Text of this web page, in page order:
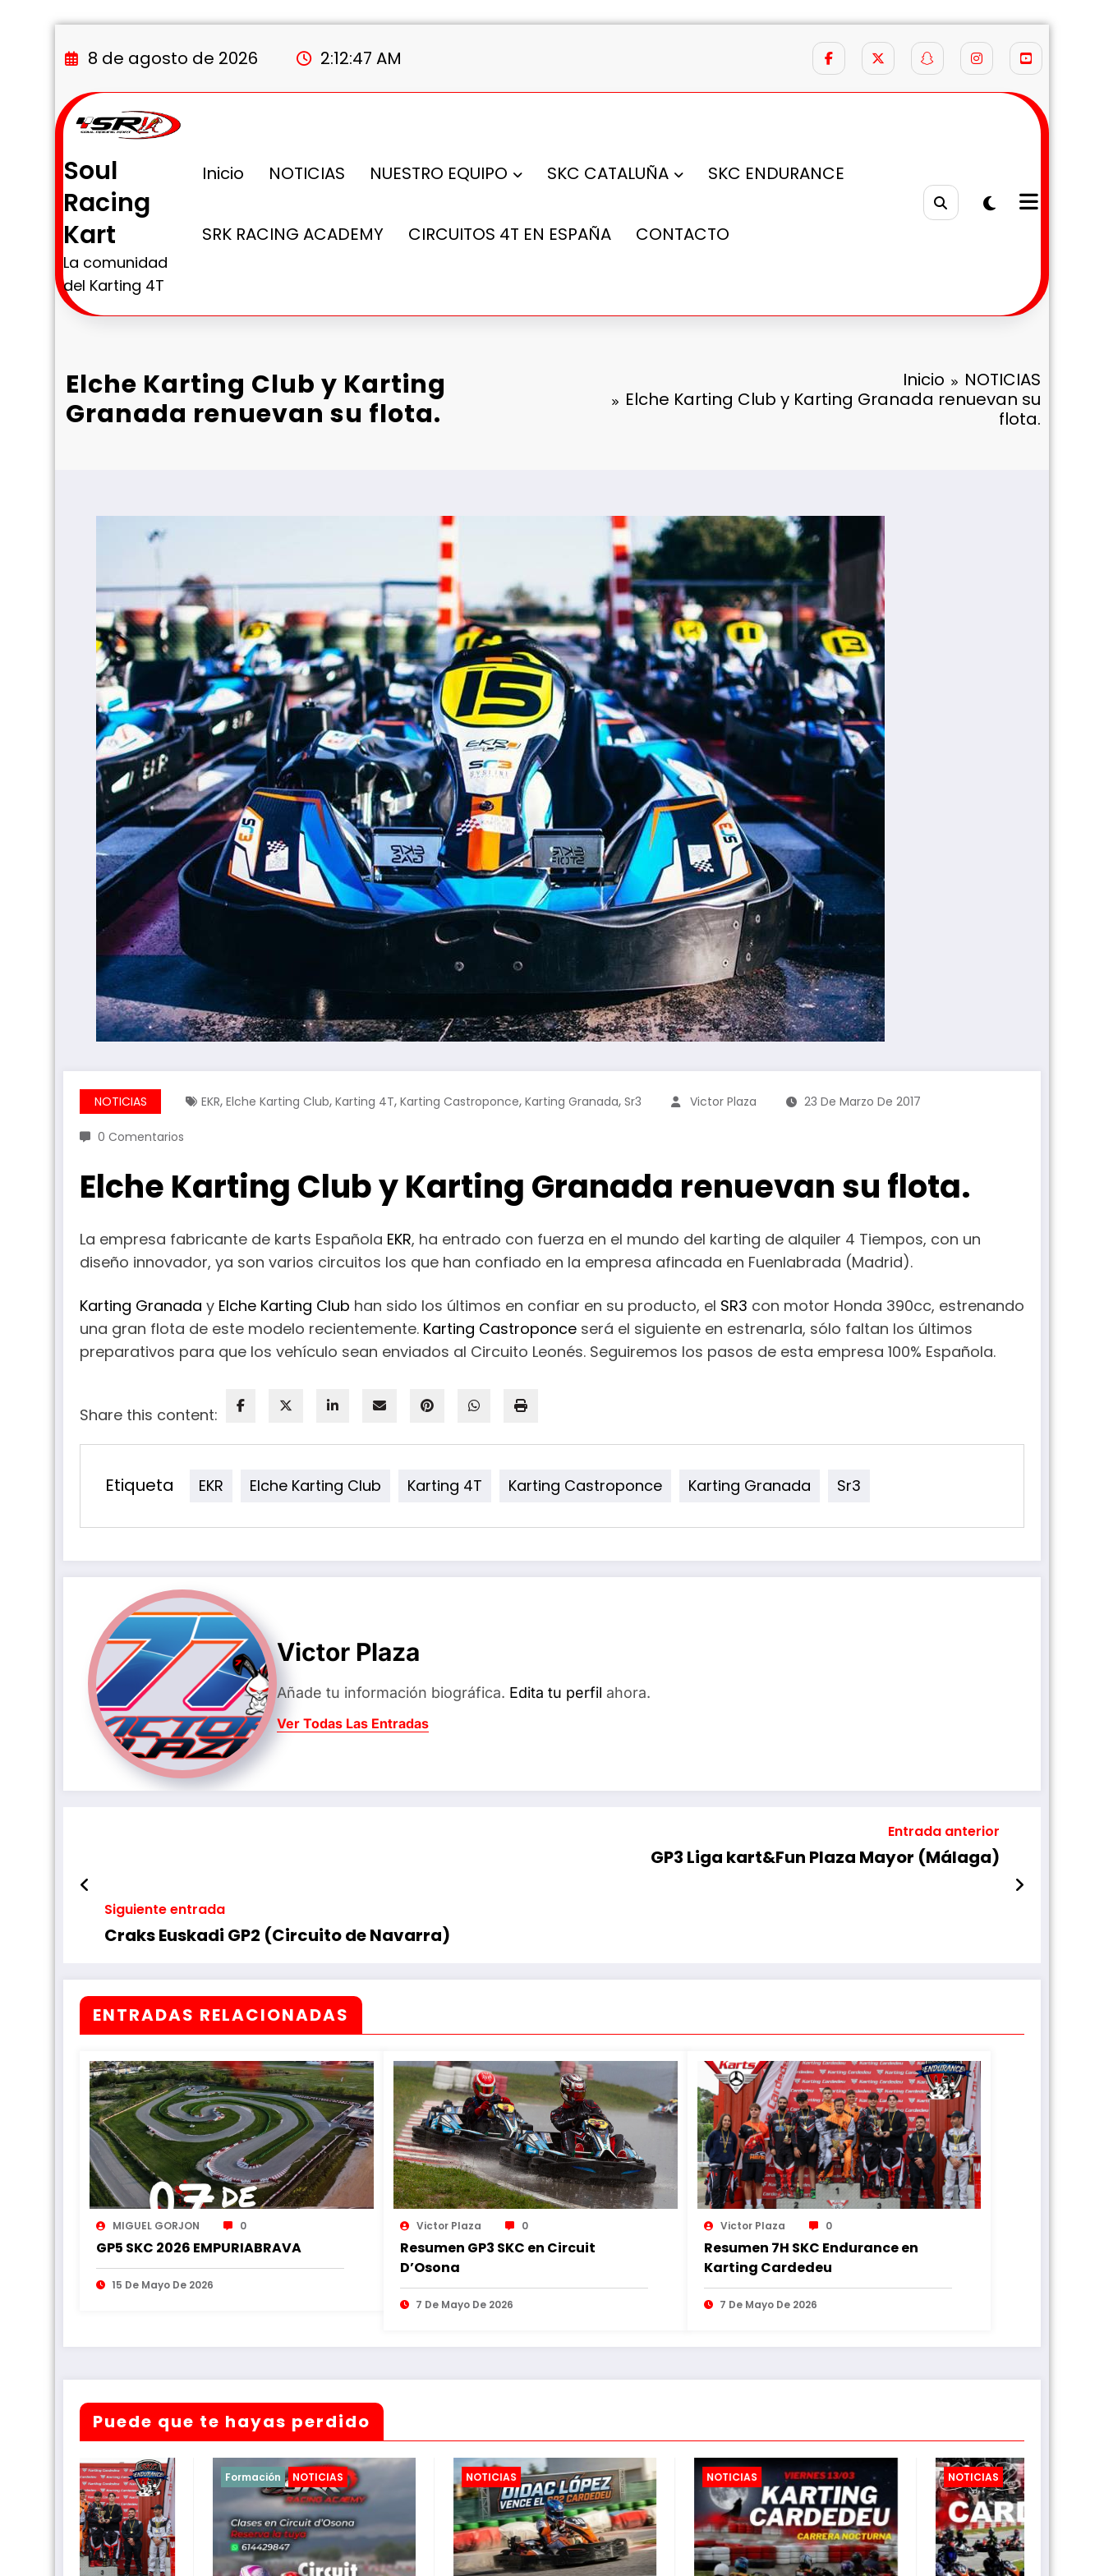
al
8 de agosto de 2026 2:12:49 AM
Soul
Racing
Kart
La comunidad
del Karting 4T
Inicio NOTICIAS NUESTRO EQUIPO SKC CATALUÑA SKC ENDURANCE
SRK RACING ACADEMY CIRCUITOS 4T EN ESPAÑA CONTACTO
Elche Karting Club y Karting
Granada renuevan su flota.
Inicio
NOTICIAS
Elche Karting Club y Karting Granada renuevan su
flota.
NOTICIAS EKR, Elche Karting Club, Karting 4T, Karting Castroponce, Karting Granada, Sr3 Victor Plaza 23 De Marzo De 2017
0 Comentarios
Elche Karting Club y Karting Granada renuevan su flota.
La empresa fabricante de karts Española EKR, ha entrado con fuerza en el mundo del karting de alquiler 4 Tiempos, con un
diseño innovador, ya son varios circuitos los que han confiado en la empresa afincada en Fuenlabrada (Madrid).
Karting Granada y Elche Karting Club han sido los últimos en confiar en su producto, el SR3 con motor Honda 390cc, estrenando
una gran flota de este modelo recientemente. Karting Castroponce será el siguiente en estrenarla, sólo faltan los últimos
preparativos para que los vehículo sean enviados al Circuito Leonés. Seguiremos los pasos de esta empresa 100% Española.
Share this content:
Etiqueta EKR Elche Karting Club Karting 4T Karting Castroponce Karting Granada Sr3
Victor Plaza
Añade tu información biográfica. Edita tu perfil ahora.
Ver Todas Las Entradas
Entrada anterior
GP3 Liga kart&Fun Plaza Mayor (Málaga)
Siguiente entrada
Craks Euskadi GP2 (Circuito de Navarra)
ENTRADAS RELACIONADAS
MIGUEL GORJON 0
GP5 SKC 2026 EMPURIABRAVA
15 De Mayo De 2026
Victor Plaza 0
Resumen GP3 SKC en Circuit
D’Osona
7 De Mayo De 2026
Victor Plaza 0
Resumen 7H SKC Endurance en
Karting Cardedeu
7 De Mayo De 2026
Puede que te hayas perdido
Formación NOTICIAS NOTICIAS NOTICIAS NOTICIAS NOTICIAS